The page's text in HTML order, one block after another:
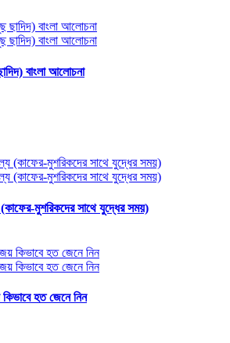
বাংলা আলোচনা
মুশরিকদের সাথে যুদ্ধের সময়)
কিভাবে হত জেনে নিন